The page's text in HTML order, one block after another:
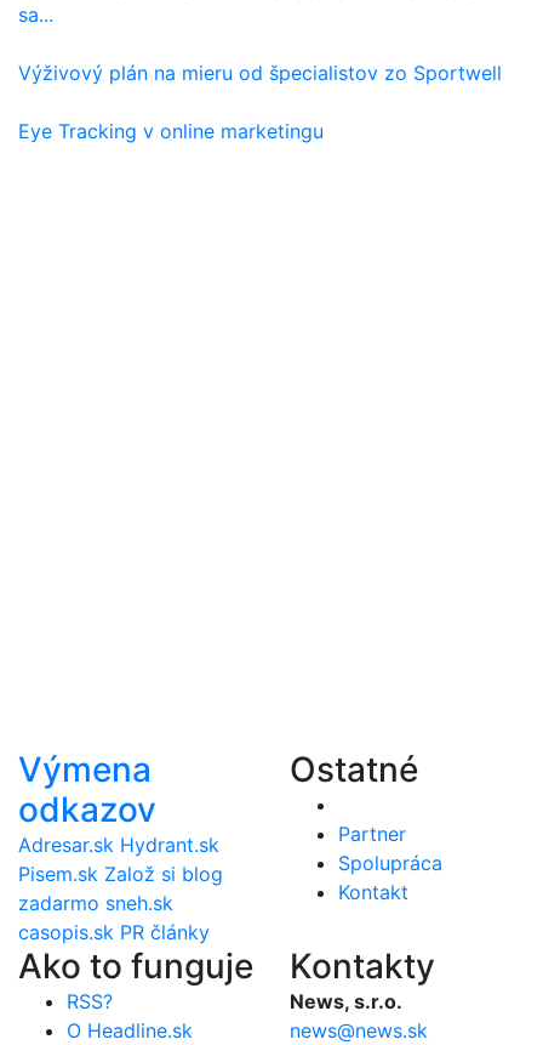
sa...
Výživový plán na mieru od špecialistov zo Sportwell
Eye Tracking v online marketingu
Výmena
odkazov
Adresar.sk Hydrant.sk
Pisem.sk Založ si blog
zadarmo sneh.sk
casopis.sk PR články
Ostatné
Partner
Spolupráca
Kontakt
Ako to funguje
RSS?
O Headline.sk
Kontakty
News, s.r.o.
news@news.sk